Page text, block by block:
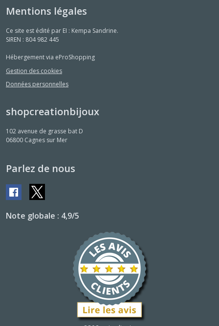
Mentions légales
Ce site est édité par EI : Kempa Sandrine.
SIREN : 804 982 445
Hébergement via eProShopping
Gestion des cookies
Données personnelles
shopcreationbijoux
102 avenue de grasse bat D
06800 Cagnes sur Mer
Parlez de nous
Note globale : 4,9/5